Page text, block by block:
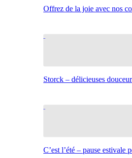
Offrez de la joie avec nos
Storck – délicieuses
C’est l’été – pause estivale